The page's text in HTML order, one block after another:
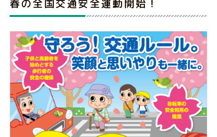
春の全国交通安全運動開始！